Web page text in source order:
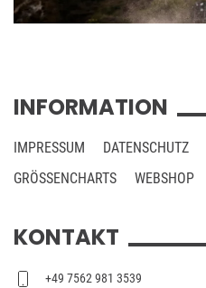
INFORMATION
IMPRESSUM DATENSCHUTZ
GRÖSSENCHARTS
WEBSHOP
KONTAKT
+49 7562 981 3539